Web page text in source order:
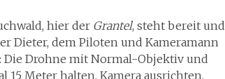
hier der Grantel, steht bereit und
Dieter, dem Piloten und Kameramann
Die Drohne mit Normal-Objektiv und
Meter halten, Kamera ausrichten,